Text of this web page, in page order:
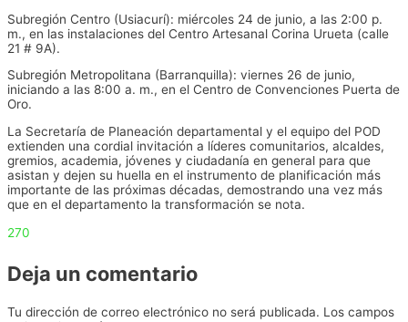
Subregión Centro (Usiacurí): miércoles 24 de junio, a las 2:00 p.
m., en las instalaciones del Centro Artesanal Corina Urueta (calle
21 # 9A).
Subregión Metropolitana (Barranquilla): viernes 26 de junio,
iniciando a las 8:00 a. m., en el Centro de Convenciones Puerta de
Oro.
La Secretaría de Planeación departamental y el equipo del POD
extienden una cordial invitación a líderes comunitarios, alcaldes,
gremios, academia, jóvenes y ciudadanía en general para que
asistan y dejen su huella en el instrumento de planificación más
importante de las próximas décadas, demostrando una vez más
que en el departamento la transformación se nota.
270
Deja un comentario
Tu dirección de correo electrónico no será publicada. Los campos